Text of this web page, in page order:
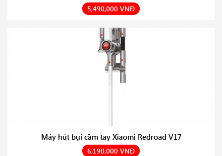
5,490,000 VNĐ
Máy hút bụi cầm tay Xiaomi Redroad V17
6,190,000 VNĐ